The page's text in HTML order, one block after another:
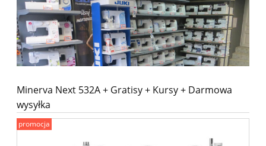
Minerva Next 532A + Gratisy + Kursy + Darmowa
wysyłka
promocja